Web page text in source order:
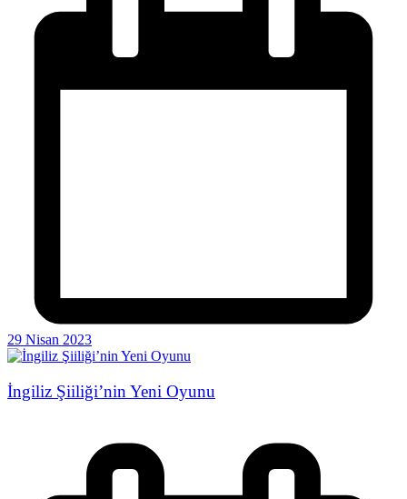
29 Nisan 2023
İngiliz Şiiliği’nin Yeni Oyunu